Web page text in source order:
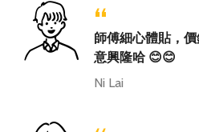
“
師傅細心體貼，
意興隆哈 😊😊
Ni Lai